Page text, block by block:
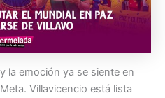
la emoción ya se siente en
Villavicencio está lista